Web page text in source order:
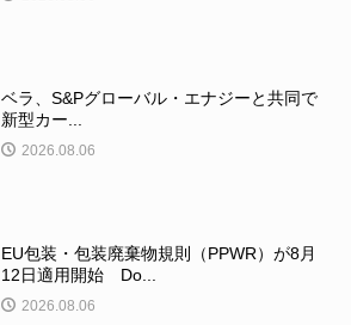
ベラ、S&Pグローバル・エナジーと共同で
新型カー...
2026.08.06
EU包装・包装廃棄物規則（PPWR）が8月
12日適用開始 Do...
2026.08.06